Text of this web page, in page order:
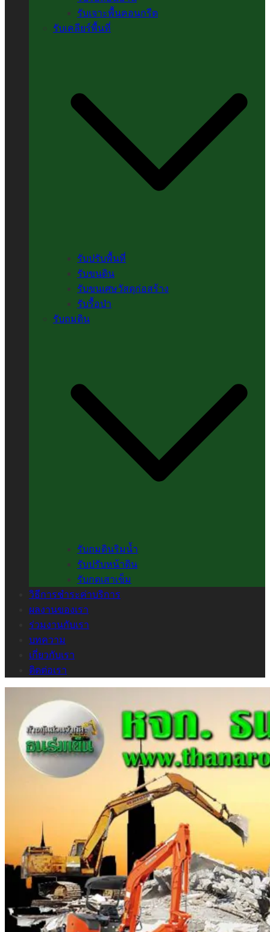
รับเจาะพื้นคอนกรีต
รับเคลียร์พื้นที่
รับปรับพื้นที่
รับขนดิน
รับขนเศษวัสดุก่อสร้าง
รับรื้อป่า
รับถมดิน
รับถมดินริมน้ำ
รับปรับหน้าดิน
รับกดเสาเข็ม
วิธีการชำระค่าบริการ
ผลงานของเรา
ร่วมงานกับเรา
บทความ
เกี่ยวกับเรา
ติดต่อเรา